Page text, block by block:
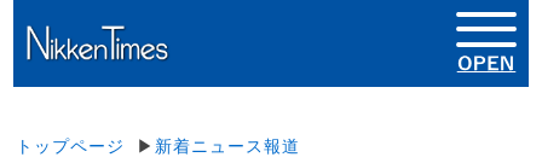
トップページ ▶ 新着ニュース報道